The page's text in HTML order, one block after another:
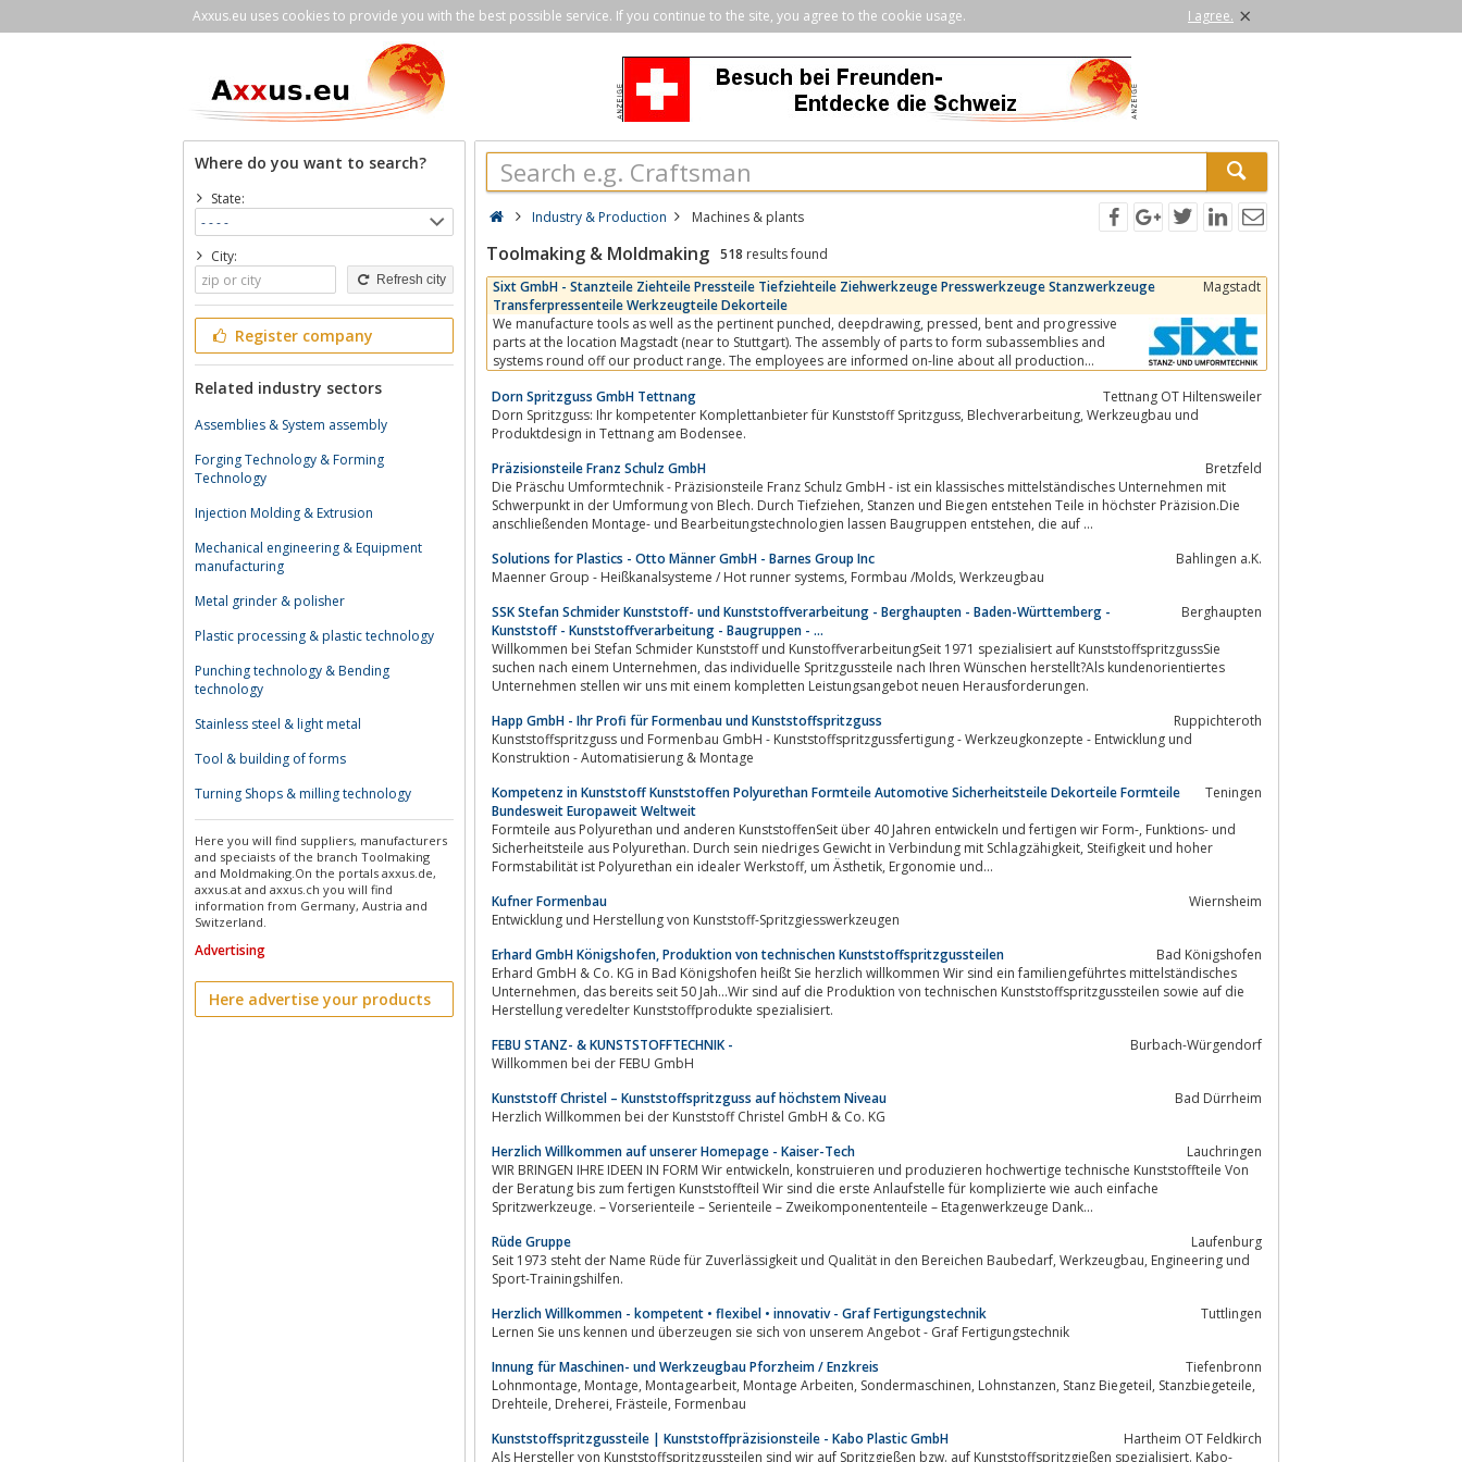
Axxus.eu uses cookies to provide you with the best possible service. If you continue to the site, you agree to the cookie usage. I agree. ×
Where do you want to search?
State:
City:
Refresh city
Register company
Related industry sectors
Assemblies & System assembly
Forging Technology & Forming
Technology
Injection Molding & Extrusion
Mechanical engineering & Equipment
manufacturing
Metal grinder & polisher
Plastic processing & plastic technology
Punching technology & Bending
technology
Stainless steel & light metal
Tool & building of forms
Turning Shops & milling technology
Here you will find suppliers, manufacturers
and speciaists of the branch Toolmaking
and Moldmaking.On the portals axxus.de,
axxus.at and axxus.ch you will find
information from Germany, Austria and
Switzerland.
Advertising
Here advertise your products
Industry & Production Machines & plants
Toolmaking & Moldmaking 518 results found
Sixt GmbH - Stanzteile Ziehteile Pressteile Tiefziehteile Ziehwerkzeuge Presswerkzeuge Stanzwerkzeuge
Transferpressenteile Werkzeugteile Dekorteile
Magstadt
We manufacture tools as well as the pertinent punched, deepdrawing, pressed, bent and progressive
parts at the location Magstadt (near to Stuttgart). The assembly of parts to form subassemblies and
systems round off our product range. The employees are informed on-line about all production
Dorn Spritzguss GmbH Tettnang
Tettnang OT Hiltensweiler
Dorn Spritzguss: Ihr kompetenter Komplettanbieter für Kunststoff Spritzguss, Blechverarbeitung, Werkzeugbau und
Produktdesign in Tettnang am Bodensee.
Präzisionsteile Franz Schulz GmbH
Bretzfeld
Die Präschu Umformtechnik - Präzisionsteile Franz Schulz GmbH - ist ein klassisches mittelständisches Unternehmen mit
Schwerpunkt in der Umformung von Blech. Durch Tiefziehen, Stanzen und Biegen entstehen Teile in höchster Präzision.Die
anschließenden Montage- und Bearbeitungstechnologien lassen Baugruppen entstehen, die auf ...
Solutions for Plastics - Otto Männer GmbH - Barnes Group Inc
Bahlingen a.K.
Maenner Group - Heißkanalsysteme / Hot runner systems, Formbau /Molds, Werkzeugbau
SSK Stefan Schmider Kunststoff- und Kunststoffverarbeitung - Berghaupten - Baden-Württemberg -
Kunststoff - Kunststoffverarbeitung - Baugruppen - ...
Berghaupten
Willkommen bei Stefan Schmider Kunststoff und KunstoffverarbeitungSeit 1971 spezialisiert auf KunststoffspritzgussSie
suchen nach einem Unternehmen, das individuelle Spritzgussteile nach Ihren Wünschen herstellt?Als kundenorientiertes
Unternehmen stellen wir uns mit einem kompletten Leistungsangebot neuen Herausforderungen.
Happ GmbH - Ihr Profi für Formenbau und Kunststoffspritzguss
Ruppichteroth
Kunststoffspritzguss und Formenbau GmbH - Kunststoffspritzgussfertigung - Werkzeugkonzepte - Entwicklung und
Konstruktion - Automatisierung & Montage
Kompetenz in Kunststoff Kunststoffen Polyurethan Formteile Automotive Sicherheitsteile Dekorteile Formteile
Bundesweit Europaweit Weltweit
Teningen
Formteile aus Polyurethan und anderen KunststoffenSeit über 40 Jahren entwickeln und fertigen wir Form-, Funktions- und
Sicherheitsteile aus Polyurethan. Durch sein niedriges Gewicht in Verbindung mit Schlagzähigkeit, Steifigkeit und hoher
Formstabilität ist Polyurethan ein idealer Werkstoff, um Ästhetik, Ergonomie und...
Kufner Formenbau
Wiernsheim
Entwicklung und Herstellung von Kunststoff-Spritzgiesswerkzeugen
Erhard GmbH Königshofen, Produktion von technischen Kunststoffspritzgussteilen
Bad Königshofen
Erhard GmbH & Co. KG in Bad Königshofen heißt Sie herzlich willkommen Wir sind ein familiengeführtes mittelständisches
Unternehmen, das bereits seit 50 Jah...Wir sind auf die Produktion von technischen Kunststoffspritzgussteilen sowie auf die
Herstellung veredelter Kunststoffprodukte spezialisiert.
FEBU STANZ- & KUNSTSTOFFTECHNIK -
Burbach-Würgendorf
Willkommen bei der FEBU GmbH
Kunststoff Christel – Kunststoffspritzguss auf höchstem Niveau
Bad Dürrheim
Herzlich Willkommen bei der Kunststoff Christel GmbH & Co. KG
Herzlich Willkommen auf unserer Homepage - Kaiser-Tech
Lauchringen
WIR BRINGEN IHRE IDEEN IN FORM Wir entwickeln, konstruieren und produzieren hochwertige technische Kunststoffteile Von
der Beratung bis zum fertigen Kunststoffteil Wir sind die erste Anlaufstelle für komplizierte wie auch einfache
Spritzwerkzeuge. – Vorserienteile – Serienteile – Zweikomponententeile – Etagenwerkzeuge Dank...
Rüde Gruppe
Laufenburg
Seit 1973 steht der Name Rüde für Zuverlässigkeit und Qualität in den Bereichen Baubedarf, Werkzeugbau, Engineering und
Sport-Trainingshilfen.
Herzlich Willkommen - kompetent • flexibel • innovativ - Graf Fertigungstechnik
Tuttlingen
Lernen Sie uns kennen und überzeugen sie sich von unserem Angebot - Graf Fertigungstechnik
Innung für Maschinen- und Werkzeugbau Pforzheim / Enzkreis
Tiefenbronn
Lohnmontage, Montage, Montagearbeit, Montage Arbeiten, Sondermaschinen, Lohnstanzen, Stanz Biegeteil, Stanzbiegeteile,
Drehteile, Dreherei, Frästeile, Formenbau
Kunststoffspritzgussteile | Kunststoffpräzisionsteile - Kabo Plastic GmbH
Hartheim OT Feldkirch
Als Hersteller von Kunststoffspritzgussteilen sind wir auf Spritzgießen bzw. auf Kunststoffspritzgießen spezialisiert. Kabo-